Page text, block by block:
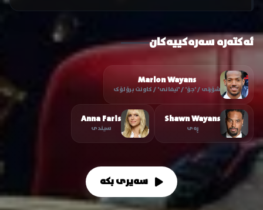
ئەکتەرە سەرەکییەکان
Marlon Wayans
شۆرتی / 'جۆ' / 'تیفانی' / کاونت برۆلۆک
Shawn Wayans
ڕەی
Anna Faris
سیندی
سەیری بکە